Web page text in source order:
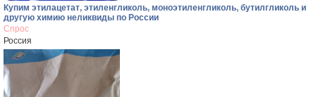
Купим этилацетат, этиленгликоль, моноэтиленгликоль, бутилгликоль и
другую химию неликвиды по России
Спрос
Россия